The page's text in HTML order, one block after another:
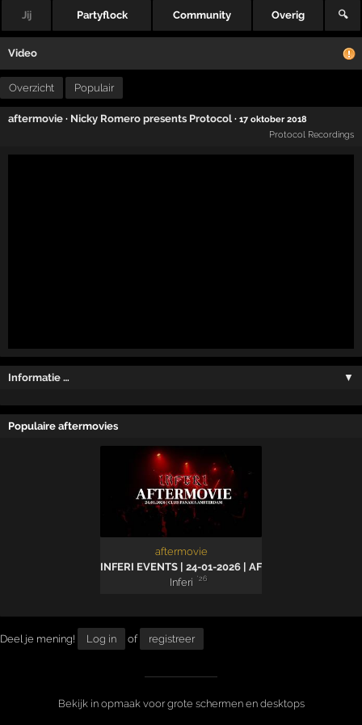
Jij Partyflock Community Overig 🔍
Video
Overzicht Populair
aftermovie · Nicky Romero presents Protocol ·17 oktober 2018
Protocol Recordings
Informatie … ▼
Populaire aftermovies
aftermovie
INFERI EVENTS | 24-01-2026 | AFTERMOVIE
Inferi
'26
Deel je mening! Log in of registreer
Bekijk in opmaak voor grote schermen en desktops